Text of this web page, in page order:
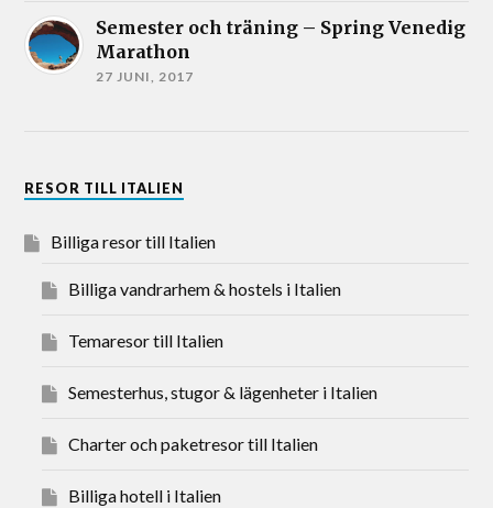
Semester och träning – Spring Venedig
Marathon
27 JUNI, 2017
RESOR TILL ITALIEN
Billiga resor till Italien
Billiga vandrarhem & hostels i Italien
Temaresor till Italien
Semesterhus, stugor & lägenheter i Italien
Charter och paketresor till Italien
Billiga hotell i Italien